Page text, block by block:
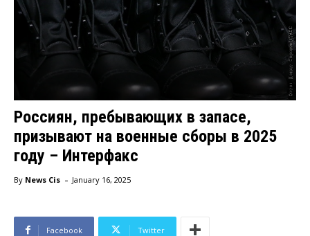
Россиян, пребывающих в запасе,
призывают на военные сборы в 2025
году – Интерфакс
By News Cis - January 16, 2025
Facebook Twitter